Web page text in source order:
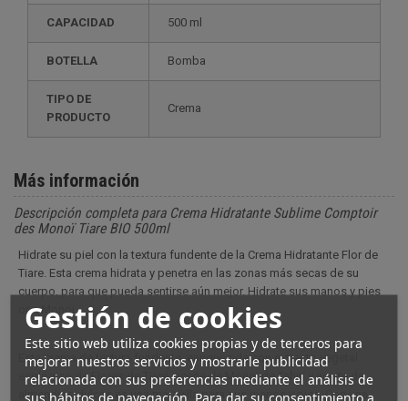
Gestión de cookies
Este sitio web utiliza cookies propias y de terceros para
mejorar nuestros servicios y mostrarle publicidad
relacionada con sus preferencias mediante el análisis de
sus hábitos de navegación. Para dar su consentimiento a
CAPACIDAD 500 ml
BOTELLA Bomba
TIPO DE
PRODUCTO
Crema
Más información
Descripción completa para Crema Hidratante Sublime Comptoir
des Monoï Tiare BIO 500ml
Hidrate su piel con la textura fundente de la Crema Hidratante Flor de
Tiare. Esta crema hidrata y penetra en las zonas más secas de su
cuerpo, para que pueda sentirse aún mejor. Hidrate sus manos y pies
con Monoï
Esta crema de textura fundente, enriquecida con extracto vegetal
ecológico de Flores de Tiaré, aceite de Monoi de Tahití y aceite de
almendras dulces es una maravilla para sus manos y pies. Con una